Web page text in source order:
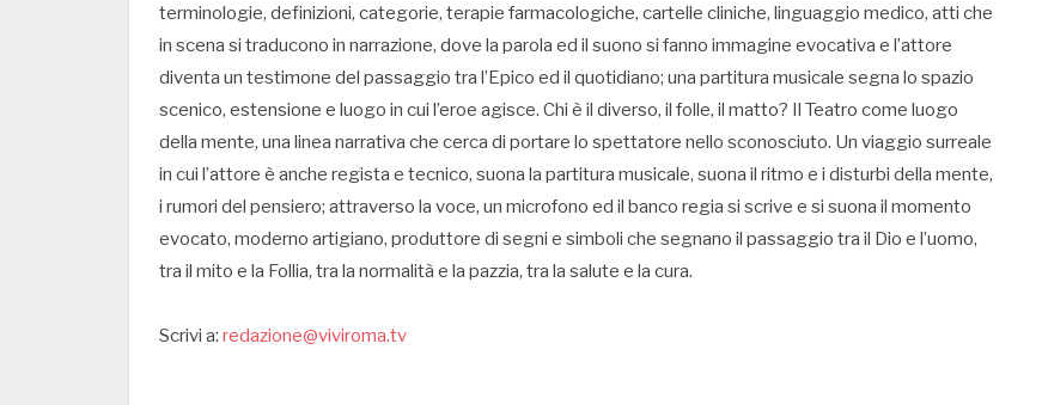
terminologie, definizioni, categorie, terapie farmacologiche, cartelle cliniche, linguaggio medico, atti che
in scena si traducono in narrazione, dove la parola ed il suono si fanno immagine evocativa e l’attore
diventa un testimone del passaggio tra l’Epico ed il quotidiano; una partitura musicale segna lo spazio
scenico, estensione e luogo in cui l’eroe agisce. Chi è il diverso, il folle, il matto? Il Teatro come luogo
della mente, una linea narrativa che cerca di portare lo spettatore nello sconosciuto. Un viaggio surreale
in cui l’attore è anche regista e tecnico, suona la partitura musicale, suona il ritmo e i disturbi della mente,
i rumori del pensiero; attraverso la voce, un microfono ed il banco regia si scrive e si suona il momento
evocato, moderno artigiano, produttore di segni e simboli che segnano il passaggio tra il Dio e l’uomo,
tra il mito e la Follia, tra la normalità e la pazzia, tra la salute e la cura.
Scrivi a: redazione@viviroma.tv